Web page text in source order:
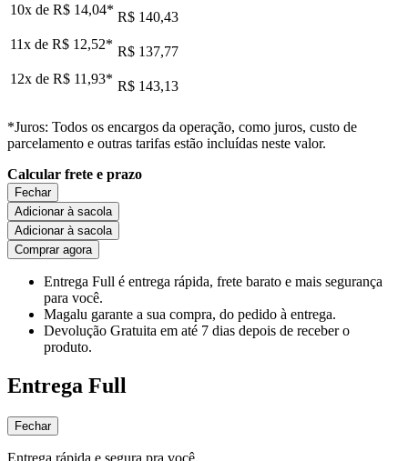
10x de R$ 14,04* R$ 140,43
11x de R$ 12,52* R$ 137,77
12x de R$ 11,93* R$ 143,13
*Juros: Todos os encargos da operação, como juros, custo de
parcelamento e outras tarifas estão incluídas neste valor.
Calcular frete e prazo
Fechar
Adicionar à sacola
Adicionar à sacola
Comprar agora
Entrega Full é entrega rápida, frete barato e mais segurança
para você.
Magalu garante a sua compra, do pedido à entrega.
Devolução Gratuita em até 7 dias depois de receber o
produto.
Entrega Full
Fechar
Entrega rápida e segura pra você.